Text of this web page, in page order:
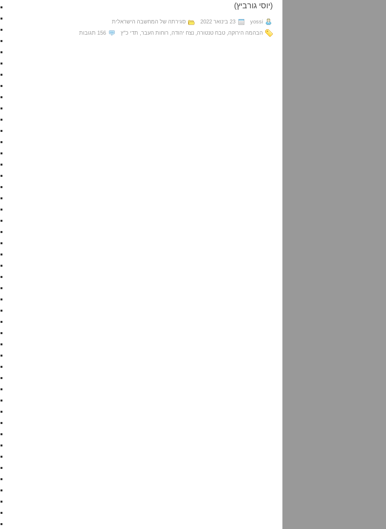
(יוסי גורביץ)
yossi 23 בינואר 2022
סגירתה של המחשבה הישראלית
הבהמה הירוקה טבח טנטורה נצח יהודה רוחות העבר תדי כ"ץ 156 תגובות